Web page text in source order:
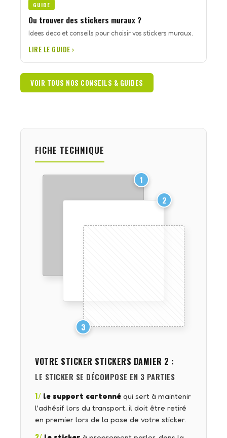
GUIDE
Ou trouver des stickers muraux ?
Idees deco et conseils pour choisir vos stickers muraux.
LIRE LE GUIDE ›
VOIR TOUS NOS CONSEILS & GUIDES
FICHE TECHNIQUE
1
2
3
VOTRE STICKER STICKERS DAMIER 2 :
LE STICKER SE DÉCOMPOSE EN 3 PARTIES
1/ le support cartonné qui sert à maintenir
l'adhésif lors du transport, il doit être retiré
en premier lors de la pose de votre sticker.